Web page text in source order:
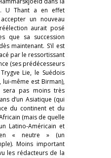
U Thant a en effet
un nouveau
aurait posé
que sa succession
maintenant. S’il est
par le ressortissant
(ses prédécesseurs
Lie, le Suédois
même est Birman),
sera pas moins très
d’un Asiatique (qui
du continent et du
(mais de quelle
Latino-Américain et
« neutre » (un
Moins important
les rédacteurs de la